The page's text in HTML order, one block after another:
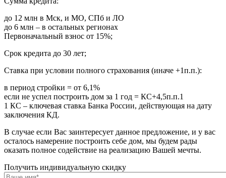
до 12 млн в Мск, и МО, СПб и ЛО
до 6 млн – в остальных регионах
Первоначальный взнос от 15%;
Срок кредита до 30 лет;
Ставка при условии полного страхования (иначе +1п.п.):
в период стройки = от 6,1%
если не успел построить дом за 1 год = КС+4,5п.п.1
1 КС – ключевая ставка Банка России, действующая на дату
заключения КД.
В случае если Вас заинтересует данное предложение, и у вас
осталось намерение построить себе дом, мы будем рады
оказать полное содействие на реализацию Вашей мечты.
Получить индивидуальную скидку